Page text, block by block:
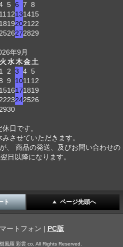
5 6 7 8
11 12131415
18192021 22
2526272829
年9月
火水木金土
1
2 3 4 5
9 1011 12
1516171819
2223242526
2930
休日です。
させていただきます。
、 商品の発送、及びお問い合わせの
日以降になります。
ト ページ先頭へ
ートフォン | PC版
風羅 彩雲 co, All Rights Reserved.